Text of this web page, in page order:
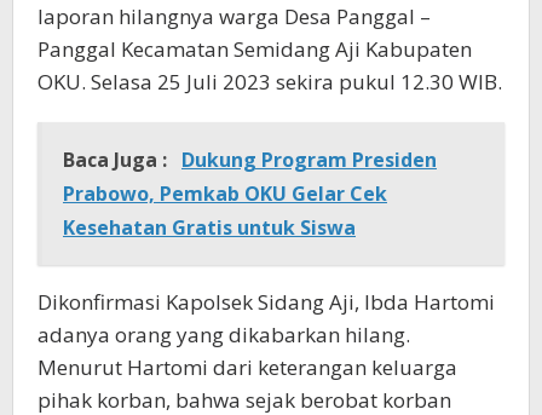
laporan hilangnya warga Desa Panggal –
Panggal Kecamatan Semidang Aji Kabupaten
OKU. Selasa 25 Juli 2023 sekira pukul 12.30 WIB.
Baca Juga : Dukung Program Presiden
Prabowo, Pemkab OKU Gelar Cek
Kesehatan Gratis untuk Siswa
Dikonfirmasi Kapolsek Sidang Aji, Ibda Hartomi
adanya orang yang dikabarkan hilang.
Menurut Hartomi dari keterangan keluarga
pihak korban, bahwa sejak berobat korban